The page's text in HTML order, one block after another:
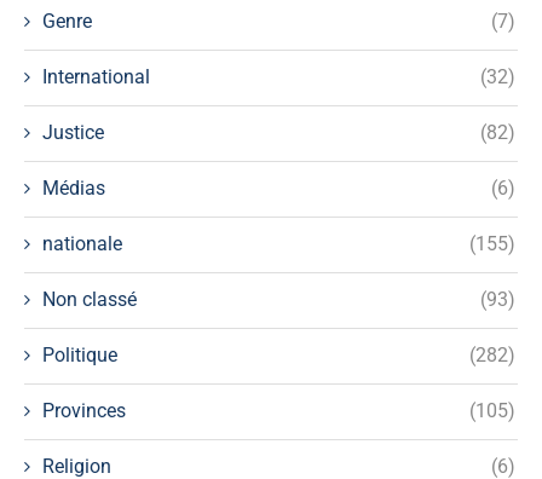
Genre (7)
International (32)
Justice (82)
Médias (6)
nationale (155)
Non classé (93)
Politique (282)
Provinces (105)
Religion (6)